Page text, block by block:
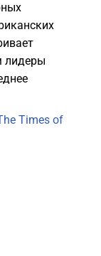
лидеры
Times of